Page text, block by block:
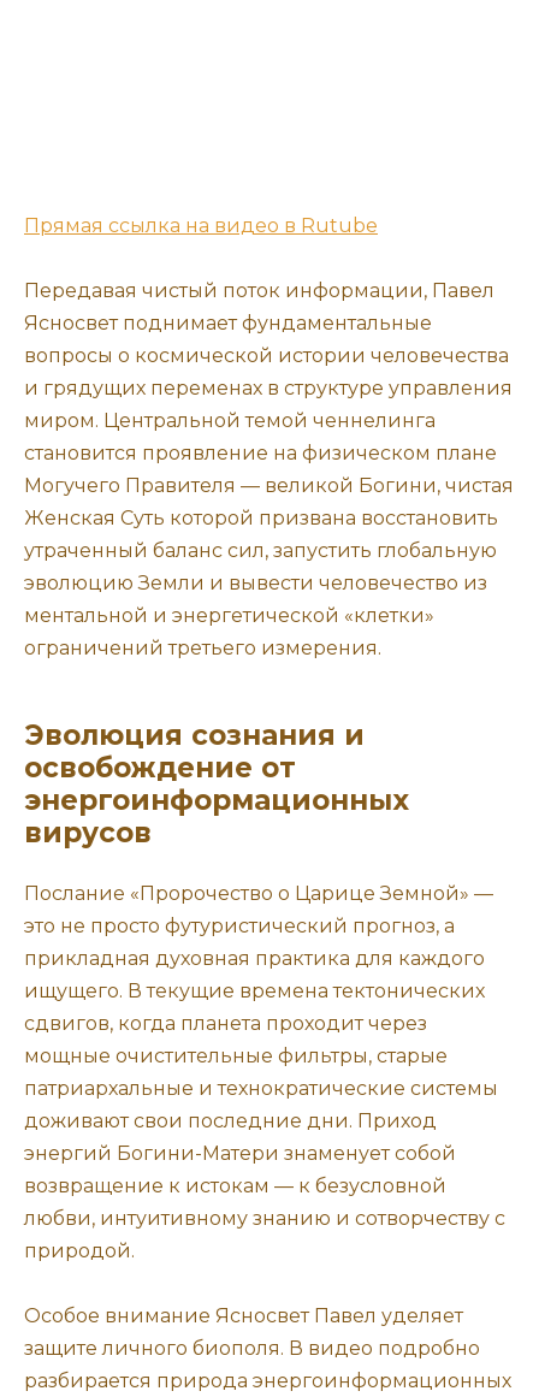
Прямая ссылка на видео в Rutube
Передавая чистый поток информации, Павел
Ясносвет поднимает фундаментальные
вопросы о космической истории человечества
и грядущих переменах в структуре управления
миром. Центральной темой ченнелинга
становится проявление на физическом плане
Могучего Правителя — великой Богини, чистая
Женская Суть которой призвана восстановить
утраченный баланс сил, запустить глобальную
эволюцию Земли и вывести человечество из
ментальной и энергетической «клетки»
ограничений третьего измерения.
Эволюция сознания и
освобождение от
энергоинформационных
вирусов
Послание «Пророчество о Царице Земной» —
это не просто футуристический прогноз, а
прикладная духовная практика для каждого
ищущего. В текущие времена тектонических
сдвигов, когда планета проходит через
мощные очистительные фильтры, старые
патриархальные и технократические системы
доживают свои последние дни. Приход
энергий Богини-Матери знаменует собой
возвращение к истокам — к безусловной
любви, интуитивному знанию и сотворчеству с
природой.
Особое внимание Ясносвет Павел уделяет
защите личного биополя. В видео подробно
разбирается природа энергоинформационных